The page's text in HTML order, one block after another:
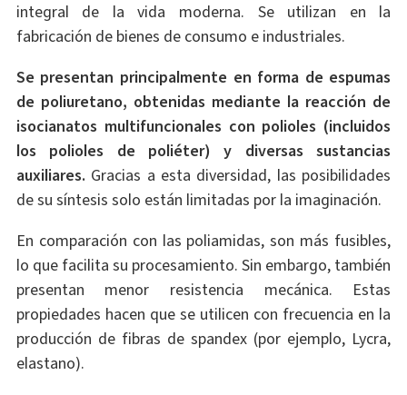
integral de la vida moderna. Se utilizan en la
fabricación de bienes de consumo e industriales.
Se presentan principalmente en forma de espumas
de poliuretano, obtenidas mediante la reacción de
isocianatos multifuncionales con polioles (incluidos
los polioles de poliéter) y diversas sustancias
auxiliares. Gracias a esta diversidad, las posibilidades
de su síntesis solo están limitadas por la imaginación.
En comparación con las poliamidas, son más fusibles,
lo que facilita su procesamiento. Sin embargo, también
presentan menor resistencia mecánica. Estas
propiedades hacen que se utilicen con frecuencia en la
producción de fibras de spandex (por ejemplo, Lycra,
elastano).